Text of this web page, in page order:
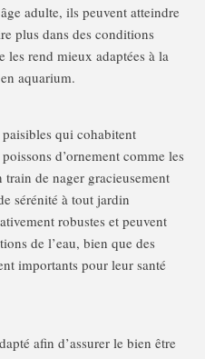
adulte, ils peuvent atteindre
plus dans des conditions
rend mieux adaptées à la
aquarium.
paisibles qui cohabitent
d’ornement comme les
de nager gracieusement
sérénité à tout jardin
robustes et peuvent
de l’eau, bien que des
importants pour leur santé
afin d’assurer le bien être